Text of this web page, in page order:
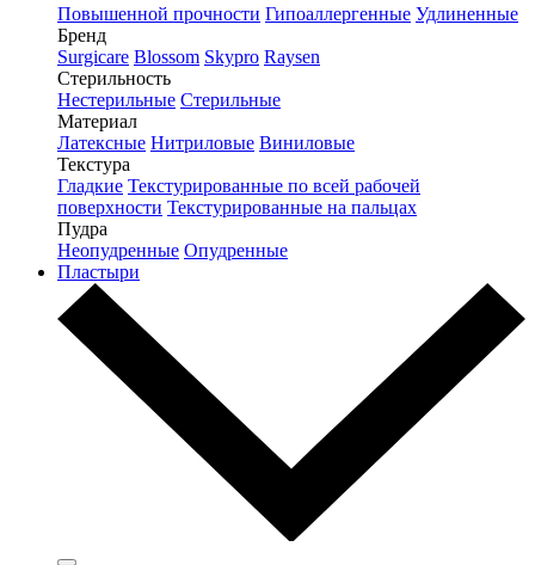
Повышенной прочности Гипоаллергенные Удлиненные
Бренд
Surgicare Blossom Skypro Raysen
Стерильность
Нестерильные Стерильные
Материал
Латексные Нитриловые Виниловые
Текстура
Гладкие Текстурированные по всей рабочей
поверхности Текстурированные на пальцах
Пудра
Неопудренные Опудренные
Пластыри